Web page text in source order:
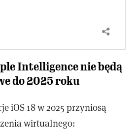
Intelligence nie będą
do 2025 roku
iOS 18 w 2025 przyniosą
wirtualnego: